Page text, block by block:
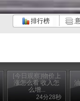
排行榜
[今日观察]物价上
涨怎么看 收入怎
么增...
24分28秒